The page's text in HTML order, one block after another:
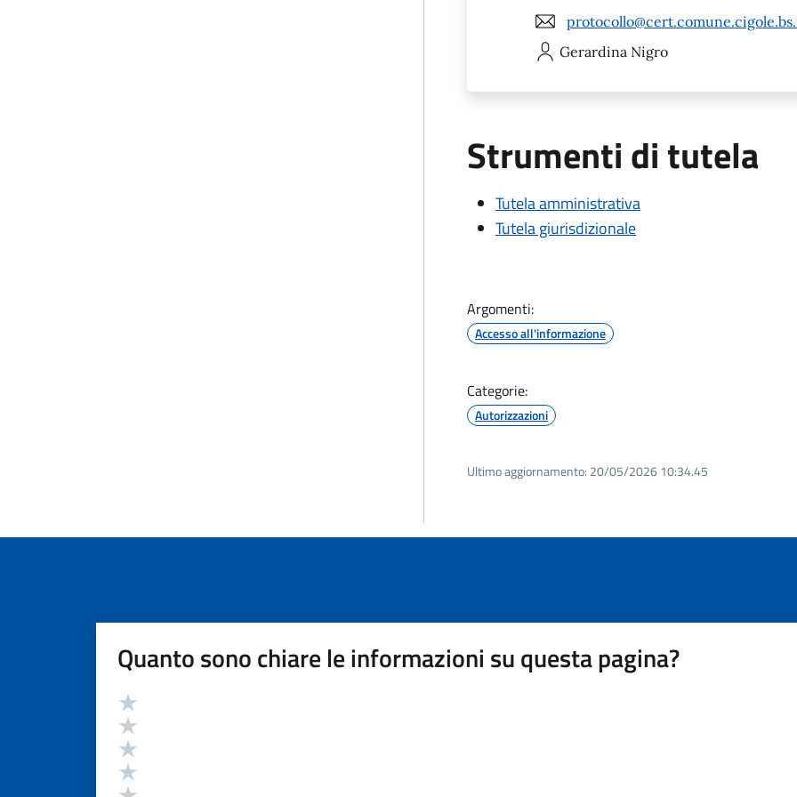
Gerardina Nigro
Strumenti di tutela
Tutela amministrativa
Tutela giurisdizionale
Argomenti:
Accesso all'informazione
Categorie:
Autorizzazioni
Ultimo aggiornamento: 20/05/2026 10:34.45
Quanto sono chiare le informazioni su questa pagina?
Valutazione